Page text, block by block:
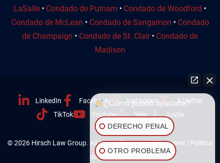
LaSalle • Condado de Putnam • Condado de Woodford •
Condado de McLean • Condado de Sangamon • Condado
de Champaign • Condado de St. Clair• Condado de
Madison
LinkedIn Facebook Instagram
X twitter
TikTok
Youtube Yelp Justia
© 2026 Hirsch Law Group. All Rights Reserved. |Disclaimer | Política
de privacidad
¿Cómo puedo ayudarte?
DERECHO PENAL
OTRO PROBLEMA